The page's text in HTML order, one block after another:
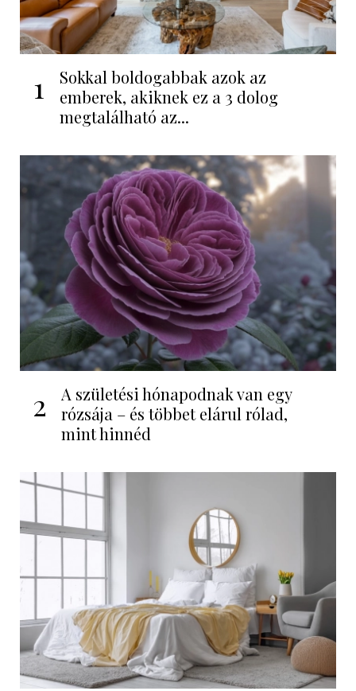
1
Sokkal boldogabbak azok az
emberek, akiknek ez a 3 dolog
megtalálható az...
2
A születési hónapodnak van egy
rózsája – és többet elárul rólad,
mint hinnéd